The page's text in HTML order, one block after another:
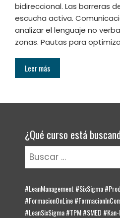
bidireccional. Las barreras
escucha activa.
analizar el lenguaje no
zonas. Pautas para
Leer más
¿Qué curso está
Buscar:
#LeanManagement #SixSigma
#FormacionOnLine
#LeanSixSigma #TPM #SMED